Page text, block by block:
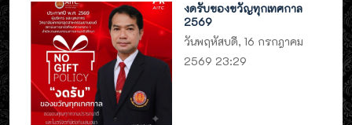
งดรับของขวัญทุกเทศกาล
2569
วันพฤหัสบดี, 16 กรกฎาคม
2569 23:29